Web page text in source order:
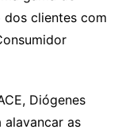
clientes com
Diógenes
alavancar as